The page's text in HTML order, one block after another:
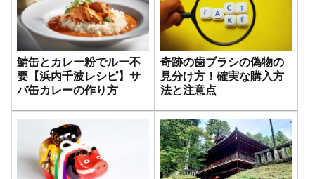
鯖缶とカレー粉でルー不
要【浜内千波レシピ】サ
バ缶カレーの作り方
奇跡の歯ブラシの偽物の
見分け方！確実な購入方
法と注意点